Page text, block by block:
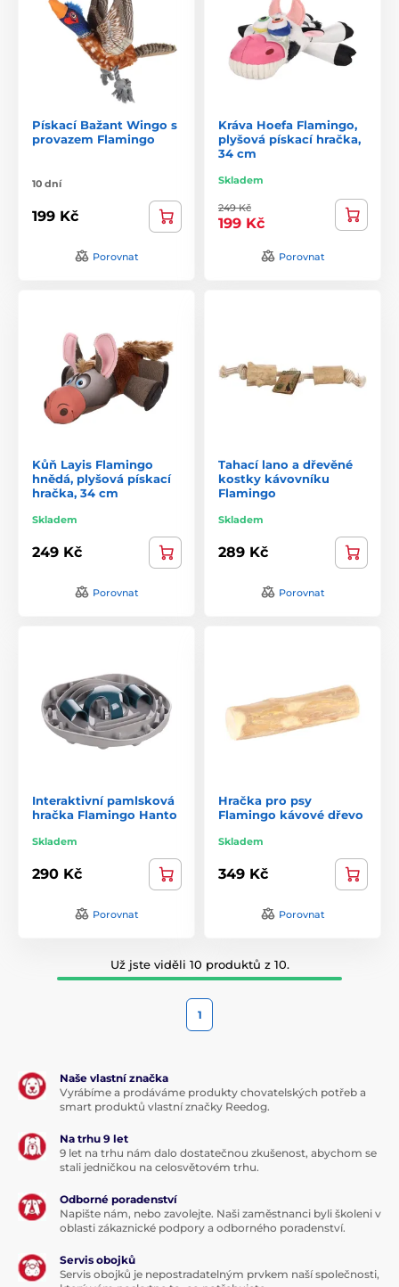
Pískací Bažant Wingo s
provazem Flamingo
10 dní
199 Kč
Porovnat
Kráva Hoefa Flamingo,
plyšová pískací hračka,
34 cm
Skladem
249 Kč
199 Kč
Porovnat
Kůň Layis Flamingo
hnědá, plyšová pískací
hračka, 34 cm
Skladem
249 Kč
Porovnat
Tahací lano a dřevěné
kostky kávovníku
Flamingo
Skladem
289 Kč
Porovnat
Interaktivní pamlsková
hračka Flamingo Hanto
Skladem
290 Kč
Porovnat
Hračka pro psy
Flamingo kávové dřevo
Skladem
349 Kč
Porovnat
Už jste viděli 10 produktů z 10.
1
Naše vlastní značka
Vyrábíme a prodáváme produkty chovatelských potřeb a
smart produktů vlastní značky Reedog.
Na trhu 9 let
9 let na trhu nám dalo dostatečnou zkušenost, abychom se
stali jedničkou na celosvětovém trhu.
Odborné poradenství
Napište nám, nebo zavolejte. Naši zaměstnanci byli školeni v
oblasti zákaznické podpory a odborného poradenství.
Servis obojků
Servis obojků je nepostradatelným prvkem naší společnosti,